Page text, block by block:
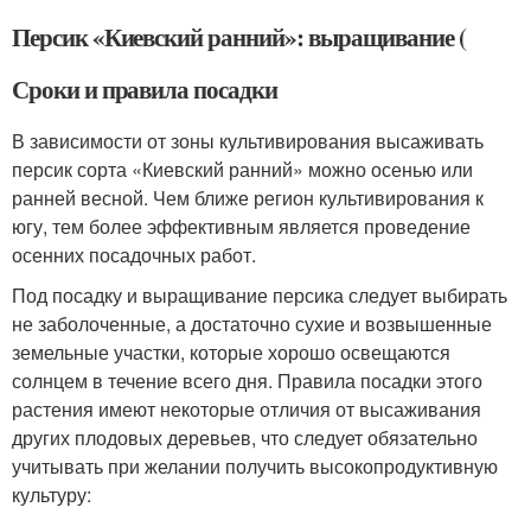
Персик «Киевский ранний»: выращивание (
Сроки и правила посадки
В зависимости от зоны культивирования высаживать
персик сорта «Киевский ранний» можно осенью или
ранней весной. Чем ближе регион культивирования к
югу, тем более эффективным является проведение
осенних посадочных работ.
Под посадку и выращивание персика следует выбирать
не заболоченные, а достаточно сухие и возвышенные
земельные участки, которые хорошо освещаются
солнцем в течение всего дня. Правила посадки этого
растения имеют некоторые отличия от высаживания
других плодовых деревьев, что следует обязательно
учитывать при желании получить высокопродуктивную
культуру: